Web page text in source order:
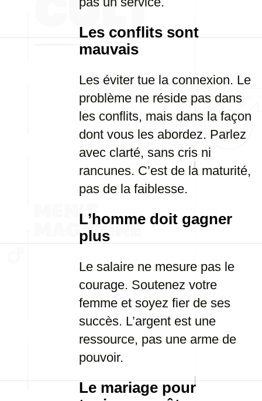
Les conflits sont
mauvais
Les éviter tue la connexion. Le
problème ne réside pas dans
les conflits, mais dans la façon
dont vous les abordez. Parlez
avec clarté, sans cris ni
rancunes. C’est de la maturité,
pas de la faiblesse.
L’homme doit gagner
plus
Le salaire ne mesure pas le
courage. Soutenez votre
femme et soyez fier de ses
succès. L’argent est une
ressource, pas une arme de
pouvoir.
Le mariage pour